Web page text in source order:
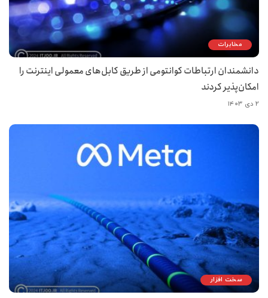
مخابرات
دانشمندان ارتباطات کوانتومی از طریق کابل‌های معمولی اینترنت را
امکان‌پذیر کردند
۲ دی ۱۴۰۳
سخت افزار